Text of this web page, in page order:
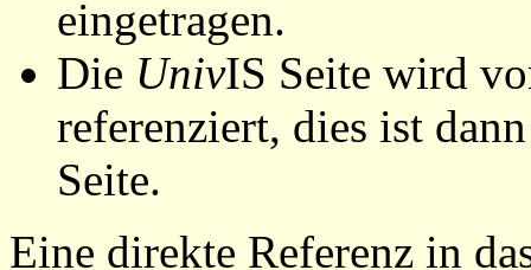
eingetragen.
Die UnivIS Seite wird
referenziert, dies ist
Seite.
Eine direkte Referenz in